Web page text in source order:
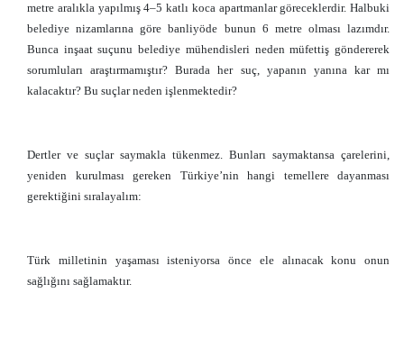
metre aralıkla yapılmış 4–5 katlı koca apartmanlar göreceklerdir. Halbuki
belediye nizamlarına göre banliyöde bunun 6 metre olması lazımdır.
Bunca inşaat suçunu belediye mühendisleri neden müfettiş göndererek
sorumluları araştırmamıştır? Burada her suç, yapanın yanına kar mı
kalacaktır? Bu suçlar neden işlenmektedir?
Dertler ve suçlar saymakla tükenmez. Bunları saymaktansa çarelerini,
yeniden kurulması gereken Türkiye’nin hangi temellere dayanması
gerektiğini sıralayalım:
Türk milletinin yaşaması isteniyorsa önce ele alınacak konu onun
sağlığını sağlamaktır.